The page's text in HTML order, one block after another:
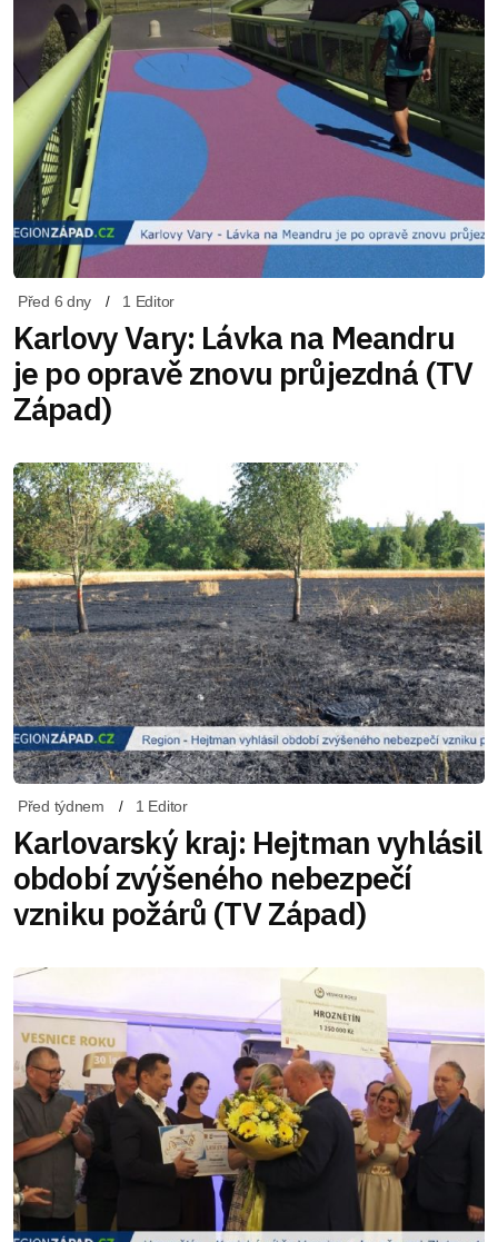
Před 6 dny 1 Editor
Karlovy Vary: Lávka na Meandru
je po opravě znovu průjezdná (TV
Západ)
Před týdnem 1 Editor
Karlovarský kraj: Hejtman vyhlásil
období zvýšeného nebezpečí
vzniku požárů (TV Západ)